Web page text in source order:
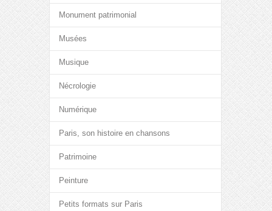
Monument patrimonial
Musées
Musique
Nécrologie
Numérique
Paris, son histoire en chansons
Patrimoine
Peinture
Petits formats sur Paris